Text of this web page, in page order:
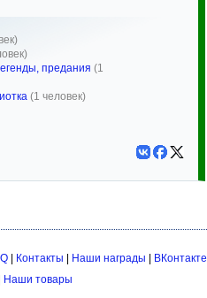
предания (1
(1 человек)
| Контакты Наши награды
ВКонтакте
Наши товары